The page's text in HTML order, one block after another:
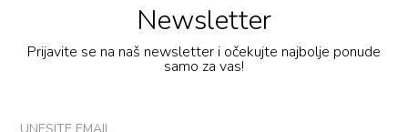
Newsletter
Prijavite se na naš newsletter i očekujte najbolje ponude
samo za vas!